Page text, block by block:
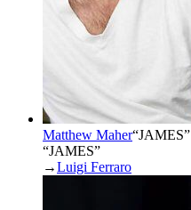
Matthew Maher“JAMES”
“JAMES”
→Luigi Ferraro